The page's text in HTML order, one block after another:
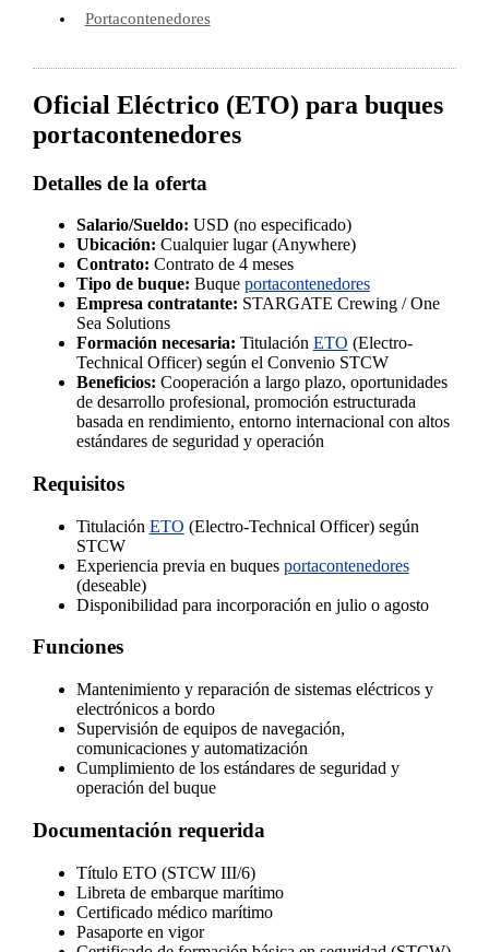
Portacontenedores
Oficial Eléctrico (ETO) para buques
portacontenedores
Detalles de la oferta
Salario/Sueldo: USD (no especificado)
Ubicación: Cualquier lugar (Anywhere)
Contrato: Contrato de 4 meses
Tipo de buque: Buque portacontenedores
Empresa contratante: STARGATE Crewing / One
Sea Solutions
Formación necesaria: Titulación ETO (Electro-
Technical Officer) según el Convenio STCW
Beneficios: Cooperación a largo plazo, oportunidades
de desarrollo profesional, promoción estructurada
basada en rendimiento, entorno internacional con altos
estándares de seguridad y operación
Requisitos
Titulación ETO (Electro-Technical Officer) según
STCW
Experiencia previa en buques portacontenedores
(deseable)
Disponibilidad para incorporación en julio o agosto
Funciones
Mantenimiento y reparación de sistemas eléctricos y
electrónicos a bordo
Supervisión de equipos de navegación,
comunicaciones y automatización
Cumplimiento de los estándares de seguridad y
operación del buque
Documentación requerida
Título ETO (STCW III/6)
Libreta de embarque marítimo
Certificado médico marítimo
Pasaporte en vigor